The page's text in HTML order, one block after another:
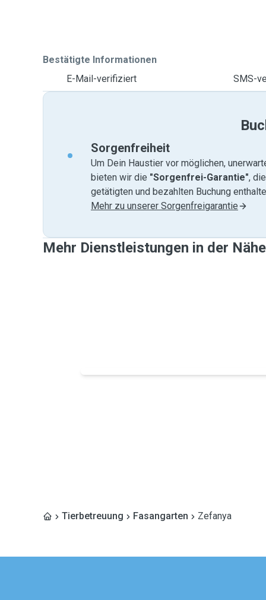
Bestätigte Informationen
E-Mail-verifiziert
SMS-
Sorgenfreiheit
Um Dein Haustier vor möglichen,
bieten wir die "Sorgenfrei-Garantie",
getätigten und bezahlten Buchung
Mehr zu unserer Sorgenfreigarantie
Mehr Dienstleistungen in der
Tierbetreuung Fasangarten Zefanya